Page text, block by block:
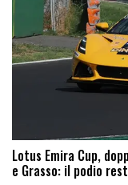
Lotus Emira Cup,
e Grasso: il podio